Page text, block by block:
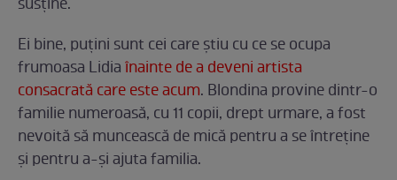
susţine.
Ei bine, puţini sunt cei care ştiu cu ce se ocupa
frumoasa Lidiaînainte de a deveni artista
consacrată care este acum. Blondina provine dintr-o
familie numeroasă, cu 11 copii, drept urmare, a fost
nevoită să muncească de mică pentru a se întreţine
şi pentru a-şi ajuta familia.